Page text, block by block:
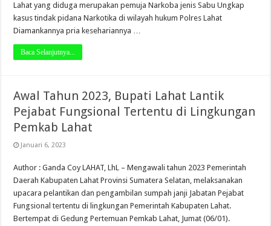
Lahat yang diduga merupakan pemuja Narkoba jenis Sabu Ungkap
kasus tindak pidana Narkotika di wilayah hukum Polres Lahat
Diamankannya pria kesehariannya …
Baca Selanjutnya...
Awal Tahun 2023, Bupati Lahat Lantik
Pejabat Fungsional Tertentu di Lingkungan
Pemkab Lahat
Januari 6, 2023
Author : Ganda Coy LAHAT, LhL – Mengawali tahun 2023 Pemerintah
Daerah Kabupaten Lahat Provinsi Sumatera Selatan, melaksanakan
upacara pelantikan dan pengambilan sumpah janji Jabatan Pejabat
Fungsional tertentu di lingkungan Pemerintah Kabupaten Lahat.
Bertempat di Gedung Pertemuan Pemkab Lahat, Jumat (06/01).